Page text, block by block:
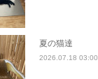
夏の猫達
2026.07.18 03:00